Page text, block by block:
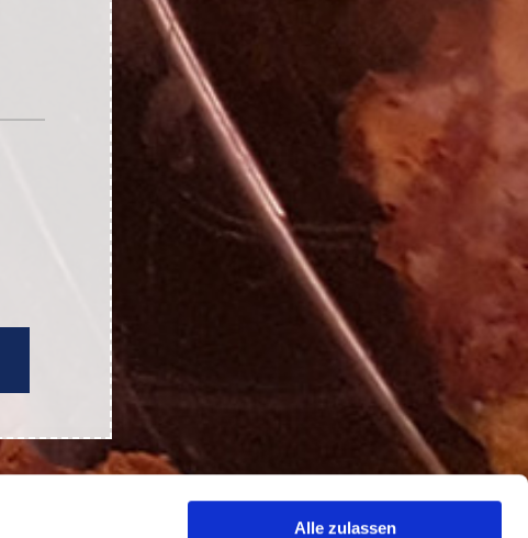
Alle zulassen